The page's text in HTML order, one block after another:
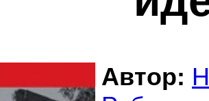
Автор: